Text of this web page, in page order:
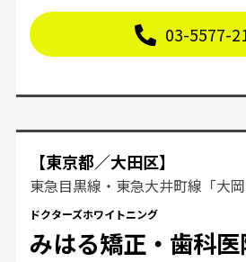
03-5577-
【東京都／大田区】
東急目黒線・東急大井町線「大
ドクターズホワイトニング
みはる矯正・歯科